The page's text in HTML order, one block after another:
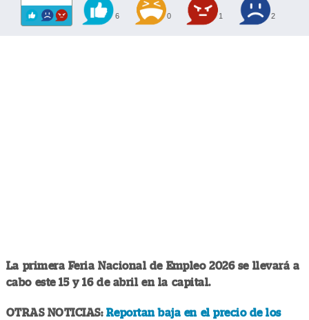
6 0 1 2
La primera Feria Nacional de Empleo 2026 se llevará a
cabo este 15 y 16 de abril en la capital.
OTRAS NOTICIAS: Reportan baja en el precio de los